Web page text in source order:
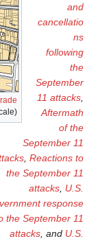
and
cancellatio
ns
following
the
September
11 attacks
Aftermath
of the
September 11
Reactions to
the September 11
attacks U.S.
response
the September 11
attacks , and U.S.